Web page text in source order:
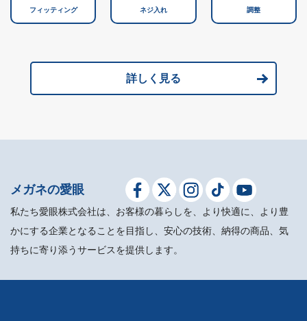
フィッティング ネジ入れ 調整
詳しく見る
メガネの愛眼
私たち愛眼株式会社は、お客様の暮らしを、より快適に、より豊
かにする企業となることを目指し、安心の技術、納得の商品、気
持ちに寄り添うサービスを提供します。